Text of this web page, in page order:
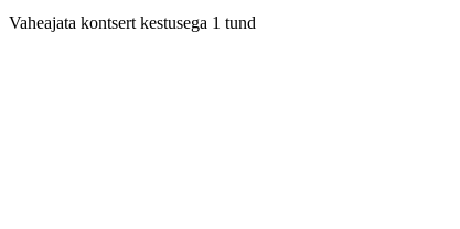
Vaheajata kontsert kestusega 1 tund